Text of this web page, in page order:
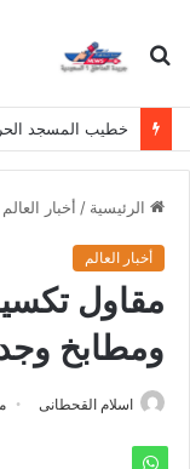
بحث
الرئيسية / أخبار العالم
أخبار العالم
مقاول
ومطابخ
اسلام القحطانى